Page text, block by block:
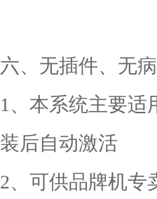
六、无插件、无
1、本系统主要适
装后自动激活
2、可供品牌机专